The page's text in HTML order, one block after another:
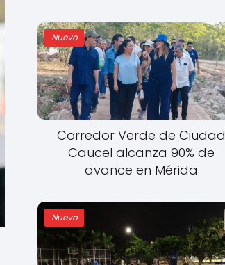
Nuevo
Corredor Verde de Ciudad
Caucel alcanza 90% de
avance en Mérida
Nuevo